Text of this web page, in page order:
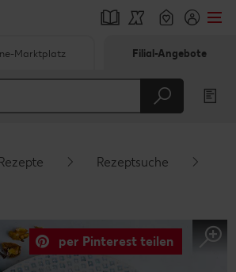
Marktplatz Filial-Angebote
Rezeptsuche
per Pinterest teilen